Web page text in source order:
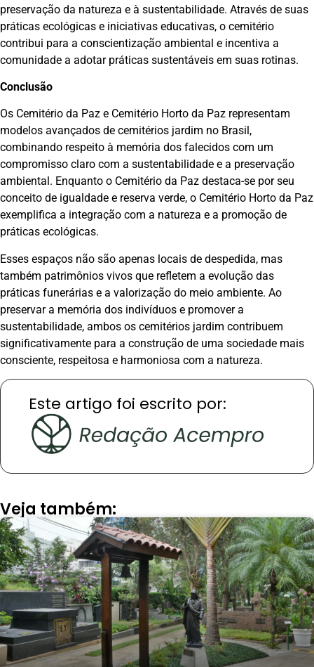
preservação da natureza e à sustentabilidade. Através de suas
práticas ecológicas e iniciativas educativas, o cemitério
contribui para a conscientização ambiental e incentiva a
comunidade a adotar práticas sustentáveis em suas rotinas.
Conclusão
Os Cemitério da Paz e Cemitério Horto da Paz representam
modelos avançados de cemitérios jardim no Brasil,
combinando respeito à memória dos falecidos com um
compromisso claro com a sustentabilidade e a preservação
ambiental. Enquanto o Cemitério da Paz destaca-se por seu
conceito de igualdade e reserva verde, o Cemitério Horto da Paz
exemplifica a integração com a natureza e a promoção de
práticas ecológicas.
Esses espaços não são apenas locais de despedida, mas
também patrimônios vivos que refletem a evolução das
práticas funerárias e a valorização do meio ambiente. Ao
preservar a memória dos indivíduos e promover a
sustentabilidade, ambos os cemitérios jardim contribuem
significativamente para a construção de uma sociedade mais
consciente, respeitosa e harmoniosa com a natureza.
Este artigo foi escrito por:
Veja também: